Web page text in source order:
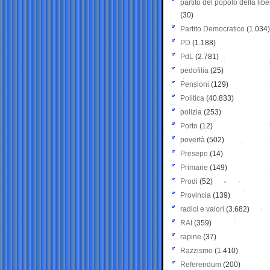
partito del popolo della
(30)
Partito Democratico (1.034)
PD (1.188)
PdL (2.781)
pedofilia (25)
Pensioni (129)
Politica (40.833)
polizia (253)
Porto (12)
povertà (502)
Presepe (14)
Primarie (149)
Prodi (52)
Provincia (139)
radici e valori (3.682)
RAI (359)
rapine (37)
Razzismo (1.410)
Referendum (200)